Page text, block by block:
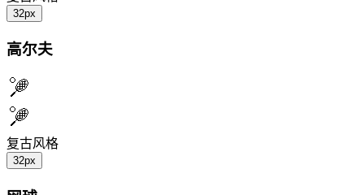
32px
高尔夫
复古风格
32px